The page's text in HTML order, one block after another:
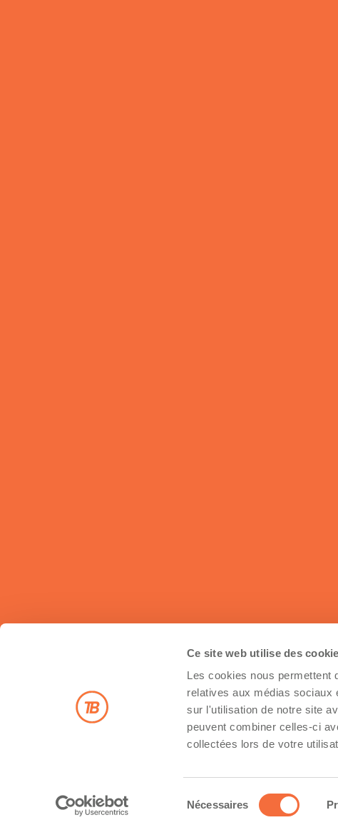
Ce site web utilise des
Les cookies nous permettent
relatives aux médias sociaux
sur l'utilisation de notre site
peuvent combiner celles-ci
collectées lors de votre
Nécessaires
Inscrivez-vous à notre infolettre
© Transbroker.ca - Tous droits réservés
Hébergement et maintenance par Popmédias